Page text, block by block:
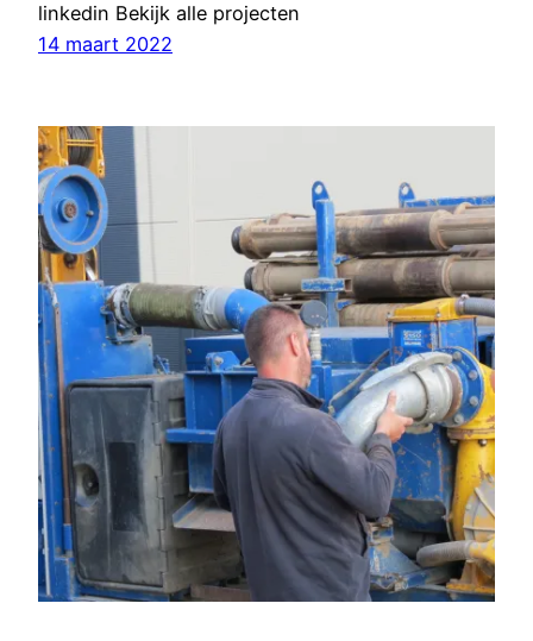
linkedin Bekijk alle projecten
14 maart 2022